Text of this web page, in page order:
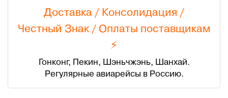
Доставка / Консолидация /
Честный Знак / Оплаты поставщикам
⚡
Гонконг, Пекин, Шэньчжэнь, Шанхай.
Регулярные авиарейсы в Россию.